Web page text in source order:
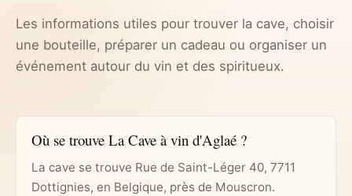
Les informations utiles pour trouver la cave, choisir
une bouteille, préparer un cadeau ou organiser un
événement autour du vin et des spiritueux.
Où se trouve La Cave à vin d'Aglaé ?
La cave se trouve Rue de Saint-Léger 40, 7711
Dottignies, en Belgique, près de Mouscron.